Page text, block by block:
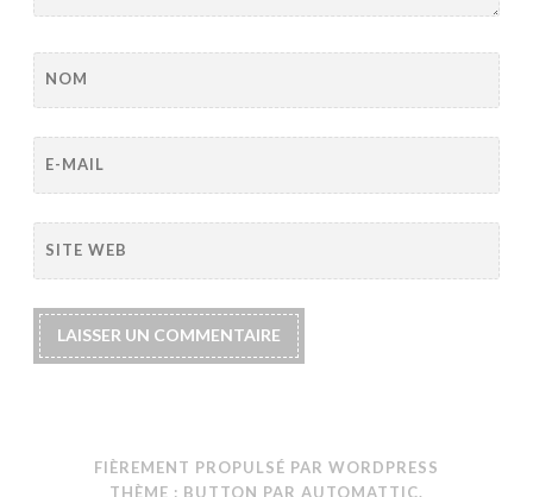
NOM
E-MAIL
SITE WEB
FIÈREMENT PROPULSÉ PAR WORDPRESS
THÈME : BUTTON PAR AUTOMATTIC.